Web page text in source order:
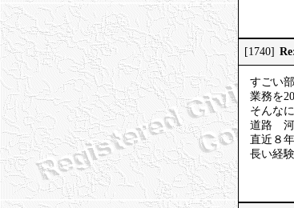
[1740]
すごい
業務を
そんな
道路
直近８
長い経